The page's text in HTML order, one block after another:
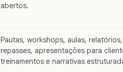
abertos.
Pautas, workshops, aulas,
repasses, apresentações para
treinamentos e narrativas